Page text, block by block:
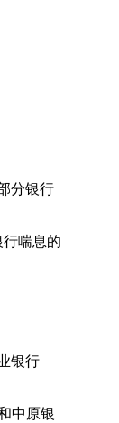
分银行
喘息的
银行
中原银